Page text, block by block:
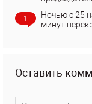
1
Ночью с 25
минут
Оставить